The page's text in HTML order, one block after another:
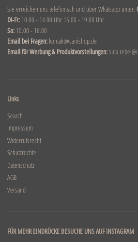
Sie erreichen uns telefonisch und über Whatsapp unter:
DI-Fr: 10.00 - 14.00 Uhr 15.00 - 19.00 Uhr
Sa: 10.00 - 16.00
Email bei Fragen: kontakt@canishop.de
Email für Werbung & Produktvorstellungen:
Links
Search
Impressum
Widerrufsrecht
Schutzrechte
Datenschutz
AGB
Versand
FÜR MEHR EINDRÜCKE BESUCHE UNS AUF INSTAGRAM